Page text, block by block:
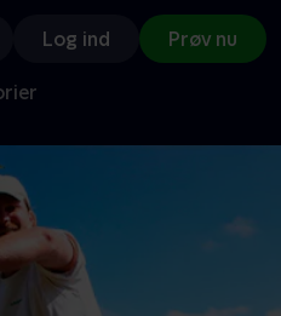
Log ind Prøv nu